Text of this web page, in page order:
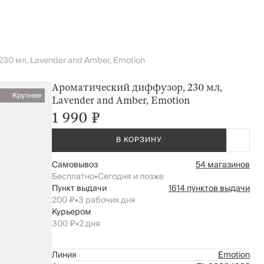
мл, Lavender and Amber, Emotion
Крупнее
Ароматический диффузор, 230 мл,
Lavender and Amber, Emotion
1 990 ₽
В КОРЗИНУ
Самовывоз
54 магазинов
Бесплатно•Сегодня и позже
Пункт выдачи
1614 пунктов выдачи
200 ₽•3 рабочих дня
Курьером
300 ₽•2 дня
Линия
Emotion